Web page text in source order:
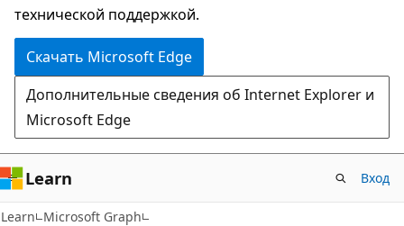
технической поддержкой.
Скачать Microsoft Edge
Дополнительные сведения об Internet Explorer и
Microsoft Edge
Learn Вход
Learn Microsoft Graph